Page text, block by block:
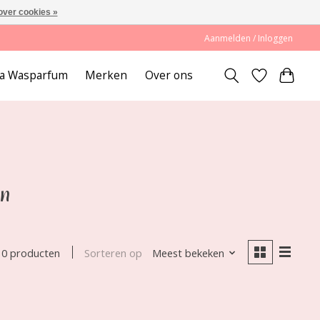
Aanmelden / Inloggen
Wasparfum Merken Over ons
0 producten Sorteren op Meest bekeken
cookies »